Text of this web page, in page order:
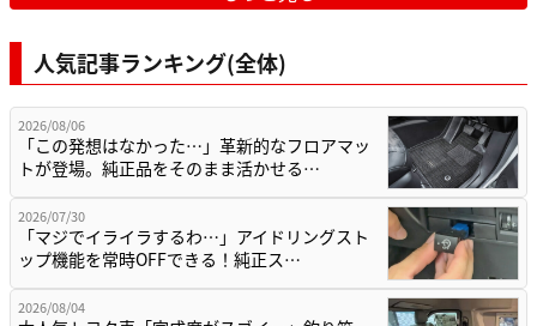
人気記事ランキング(全体)
2026/08/06
「この発想はなかった…」革新的なフロアマッ
トが登場。純正品をそのまま活かせる…
2026/07/30
「マジでイライラするわ…」アイドリングスト
ップ機能を常時OFFできる！純正ス…
2026/08/04